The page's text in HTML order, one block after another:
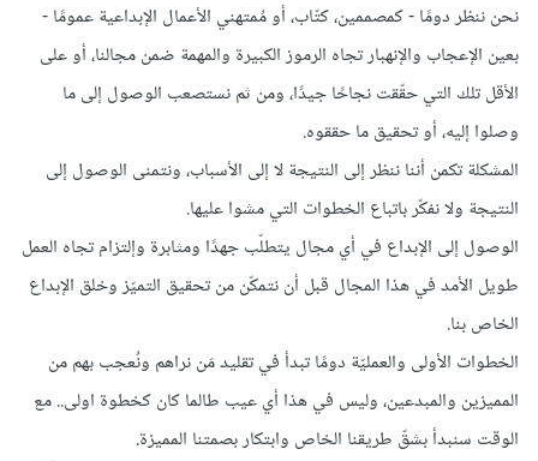
نحن ننظر دومًا - كمصممين، كتّاب، أو مُمتهني الأعمال الإبداعية عمومًا -
بعين الإعجاب والإنهبار تجاه الرموز الكبيرة والمهمة ضمن مجالنا، أو على
الأقل تلك التي حقّقت نجاحًا جيدًا، ومن ثم نستصعب الوصول إلى ما
وصلوا إليه، أو تحقيق ما حققوه.
المشكلة تكمن أننا ننظر إلى النتيجة لا إلى الأسباب، ونتمنى الوصول إلى
النتيجة ولا نفكّر باتباع الخطوات التي مشوا عليها.
الوصول إلى الإبداع في أي مجال يتطلّب جهدًا ومثابرة وإلتزام تجاه العمل
طويل الأمد في هذا المجال قبل أن نتمكّن من تحقيق التميّز وخلق الإبداع
الخاص بنا.
الخطوات الأولى والعمليّة دومًا تبدأ في تقليد مَن نراهم ونُعجب بهم من
المميزين والمبدعين، وليس في هذا أي عيب طالما كان كخطوة اولى.. مع
الوقت سنبدأ بشقّ طريقنا الخاص وابتكار بصمتنا المميزة.